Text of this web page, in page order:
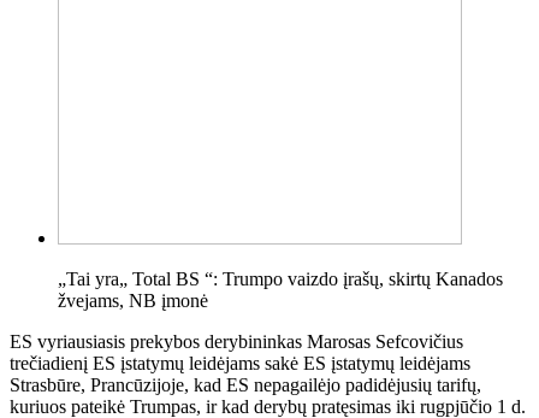
„Tai yra„ Total BS “: Trumpo vaizdo įrašų, skirtų Kanados
žvejams, NB įmonė
ES vyriausiasis prekybos derybininkas Marosas Sefcovičius
trečiadienį ES įstatymų leidėjams sakė ES įstatymų leidėjams
Strasbūre, Prancūzijoje, kad ES nepagailėjo padidėjusių tarifų,
kuriuos pateikė Trumpas, ir kad derybų pratęsimas iki rugpjūčio 1 d.